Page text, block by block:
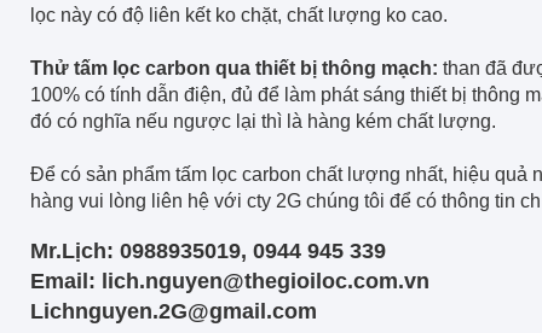
lọc này có độ liên kết ko chặt, chất lượng ko cao.
Thử tấm lọc carbon qua thiết bị thông mạch: than đã
100% có tính dẫn điện, đủ để làm phát sáng thiết bị thông
đó có nghĩa nếu ngược lại thì là hàng kém chất lượng.
Để có sản phẩm tấm lọc carbon chất lượng nhất, hiệu quả
hàng vui lòng liên hệ với cty 2G chúng tôi để có thông tin
Mr.Lịch: 0988935019, 0944 945 339
Email: lich.nguyen@thegioiloc.com.vn
Lichnguyen.2G@gmail.com